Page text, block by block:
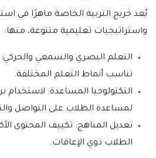
يُعد خريج التربية الخاصة ماهرًا في
واستراتيجيات تعليمية متنوعة، منها:
التعلم البصري والسمعي
تناسب أنماط التعلم المختلفة.
التكنولوجيا المساعدة:
لمساعدة الطلاب على التواصل
تعديل المناهج: تكييف المحتوى
الطلاب ذوي الإعاقات.